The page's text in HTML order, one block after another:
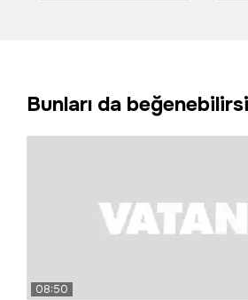
Bunları da
08:50